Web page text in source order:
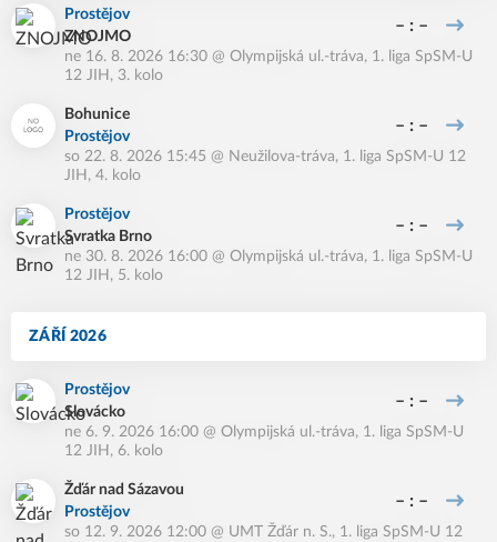
Prostějov
ZNOJMO
– : –
ne 16. 8. 2026 16:30 @ Olympijská ul.-tráva, 1. liga SpSM-U
12 JIH, 3. kolo
Bohunice
Prostějov
– : –
so 22. 8. 2026 15:45 @ Neužilova-tráva, 1. liga SpSM-U 12
JIH, 4. kolo
Prostějov
Svratka Brno
– : –
ne 30. 8. 2026 16:00 @ Olympijská ul.-tráva, 1. liga SpSM-U
12 JIH, 5. kolo
ZÁŘÍ 2026
Prostějov
Slovácko
– : –
ne 6. 9. 2026 16:00 @ Olympijská ul.-tráva, 1. liga SpSM-U
12 JIH, 6. kolo
Žďár nad Sázavou
Prostějov
– : –
so 12. 9. 2026 12:00 @ UMT Žďár n. S., 1. liga SpSM-U 12